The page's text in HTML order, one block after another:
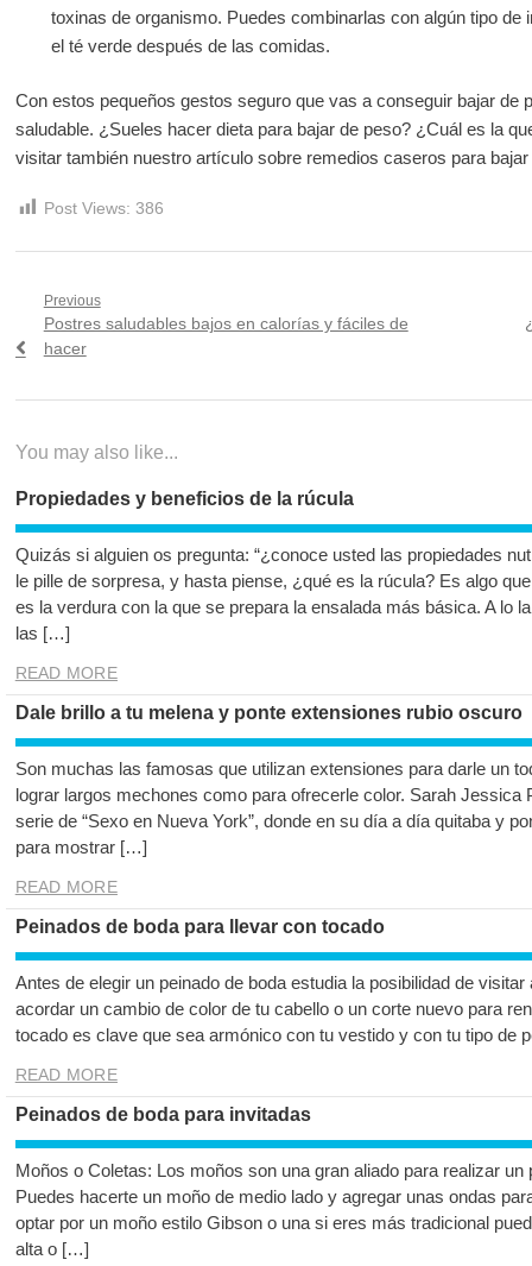
toxinas de organismo. Puedes combinarlas con algún tipo de
el té verde después de las comidas.
Con estos pequeños gestos seguro que vas a conseguir bajar de
saludable. ¿Sueles hacer dieta para bajar de peso? ¿Cuál es la
visitar también nuestro artículo sobre remedios caseros para
Post Views: 386
Navegación
de
entradas
Previous
Previous
post:
Postres saludables bajos en calorías y fáciles de
hacer
You may also like...
Propiedades y beneficios de la rúcula
Quizás si alguien os pregunta: “¿conoce usted las propiedades
le pille de sorpresa, y hasta piense, ¿qué es la rúcula? Es algo
es la verdura con la que se prepara la ensalada más básica. A lo
las […]
READ MORE
Dale brillo a tu melena y ponte extensiones rubio oscuro
Son muchas las famosas que utilizan extensiones para darle un
lograr largos mechones como para ofrecerle color. Sarah Jessica
serie de “Sexo en Nueva York”, donde en su día a día quitaba y
para mostrar […]
READ MORE
Peinados de boda para llevar con tocado
Antes de elegir un peinado de boda estudia la posibilidad de
acordar un cambio de color de tu cabello o un corte nuevo para
tocado es clave que sea armónico con tu vestido y con tu tipo de
READ MORE
Peinados de boda para invitadas
Moños o Coletas: Los moños son una gran aliado para realizar
Puedes hacerte un moño de medio lado y agregar unas ondas
optar por un moño estilo Gibson o una si eres más tradicional
alta o […]